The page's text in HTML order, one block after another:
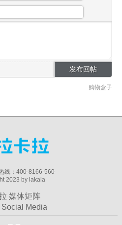
购物盒子
线：400-8166-560
2023 by lakala
媒体矩阵
Social Media